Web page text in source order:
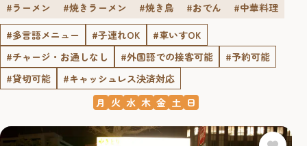
#ラーメン #焼きラーメン #焼き鳥 #おでん
#中華料理
#多言語メニュー
#子連れOK
#車いすOK
#チャージ・お通しなし
#外国語での接客可能
#予約可能
#貸切可能
#キャッシュレス決済対応
月 火 水 木 金 土 日